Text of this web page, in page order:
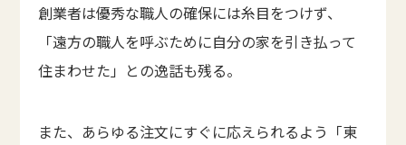
創業者は優秀な職人の確保には糸目をつけず、
「遠方の職人を呼ぶために自分の家を引き払って
住まわせた」との逸話も残る。
また、あらゆる注文にすぐに応えられるよう「東